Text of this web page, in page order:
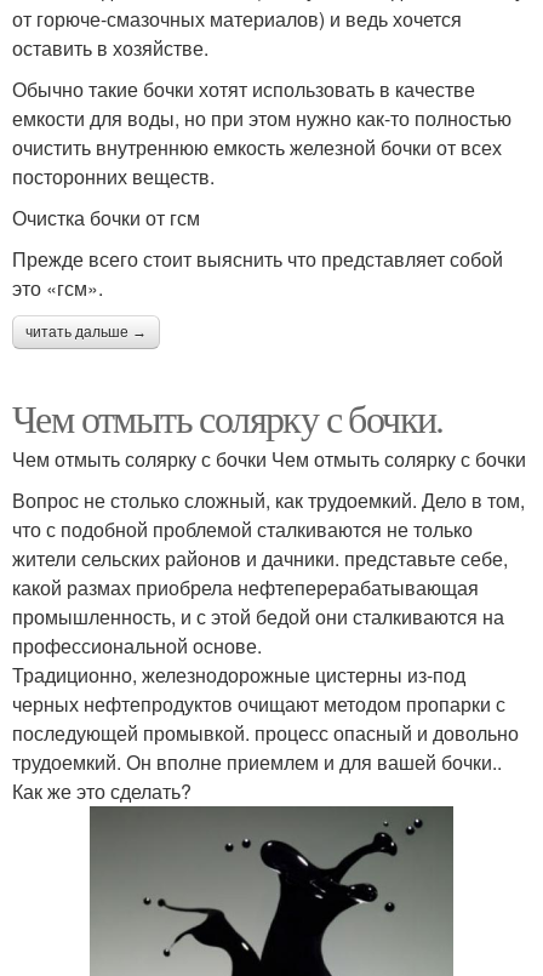
от горюче-смазочных материалов) и ведь хочется
оставить в хозяйстве.
Обычно такие бочки хотят использовать в качестве
емкости для воды, но при этом нужно как-то полностью
очистить внутреннюю емкость железной бочки от всех
посторонних веществ.
Очистка бочки от гсм
Прежде всего стоит выяснить что представляет собой
это «гсм».
читать дальше →
Чем отмыть солярку с бочки.
Чем отмыть солярку с бочки Чем отмыть солярку с бочки
Вопрос не столько сложный, как трудоемкий. Дело в том,
что с подобной проблемой сталкиваютcя не только
жители сельских районов и дачники. представьте себе,
какой размах приобрела нефтеперерабатывающая
промышленность, и с этой бедой они сталкиваются на
профессиональной основе.
Традиционно, железнодорожные цистерны из-под
черных нефтепродуктов очищают методом пропарки с
последующей промывкой. процесс опасный и довольно
трудоемкий. Он вполне приемлем и для вашей бочки..
Как же это сделать?